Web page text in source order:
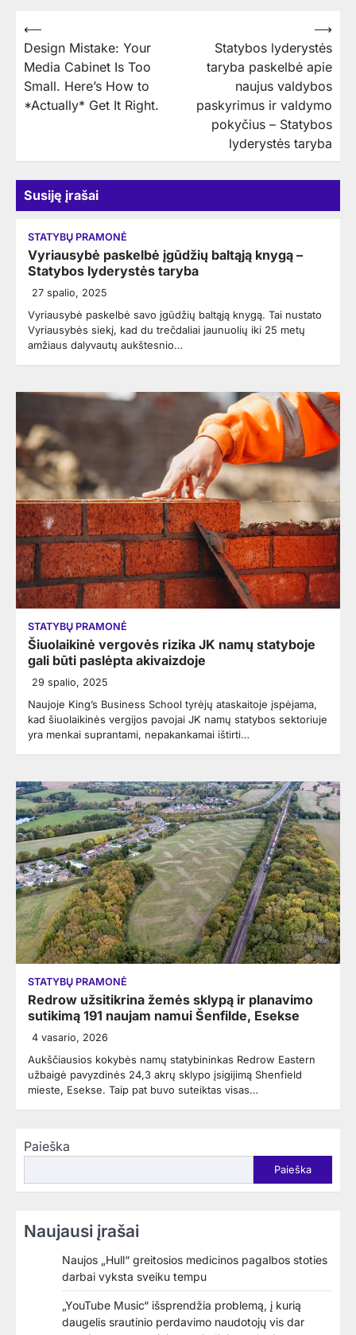
Navigacija
tarp
įrašų
⟵
Design Mistake: Your
Media Cabinet Is Too
Small. Here’s How to
*Actually* Get It Right.
Statybos lyderystės
taryba paskelbė apie
naujus valdybos
paskyrimus ir valdymo
pokyčius – Statybos
lyderystės taryba
⟶
Susiję įrašai
STATYBŲ PRAMONĖ
Vyriausybė paskelbė įgūdžių baltąją knygą –
Statybos lyderystės taryba
27 spalio, 2025
Vyriausybė paskelbė savo įgūdžių baltąją knygą. Tai nustato
Vyriausybės siekį, kad du trečdaliai jaunuolių iki 25 metų
amžiaus dalyvautų aukštesnio…
STATYBŲ PRAMONĖ
Šiuolaikinė vergovės rizika JK namų statyboje
gali būti paslėpta akivaizdoje
29 spalio, 2025
Naujoje King’s Business School tyrėjų ataskaitoje įspėjama,
kad šiuolaikinės vergijos pavojai JK namų statybos sektoriuje
yra menkai suprantami, nepakankamai ištirti…
STATYBŲ PRAMONĖ
Redrow užsitikrina žemės sklypą ir planavimo
sutikimą 191 naujam namui Šenfilde, Esekse
4 vasario, 2026
Aukščiausios kokybės namų statybininkas Redrow Eastern
užbaigė pavyzdinės 24,3 akrų sklypo įsigijimą Shenfield
mieste, Esekse. Taip pat buvo suteiktas visas…
Paieška
Paieška
Naujausi įrašai
Naujos „Hull“ greitosios medicinos pagalbos stoties
darbai vyksta sveiku tempu
„YouTube Music“ išsprendžia problemą, į kurią
daugelis srautinio perdavimo naudotojų vis dar